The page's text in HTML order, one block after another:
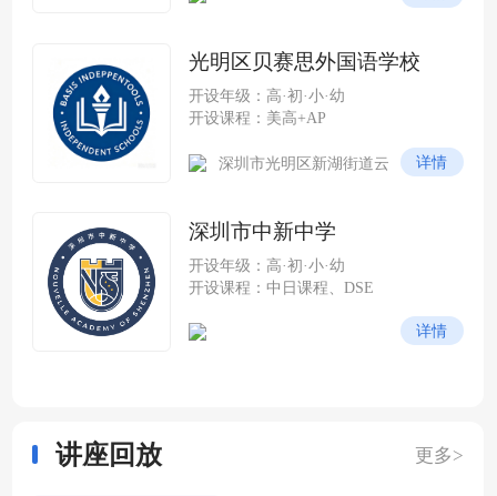
光明区贝赛思外国语学校
开设年级：高·初·小·幼
开设课程：美高+AP
深圳校区）
详情
深圳市中新中学
开设年级：高·初·小·幼
开设课程：中日课程、DSE
详情
讲座回放 更多>